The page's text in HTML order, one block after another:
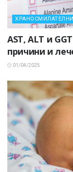
AST, ALT и
причини и
01/04/2025